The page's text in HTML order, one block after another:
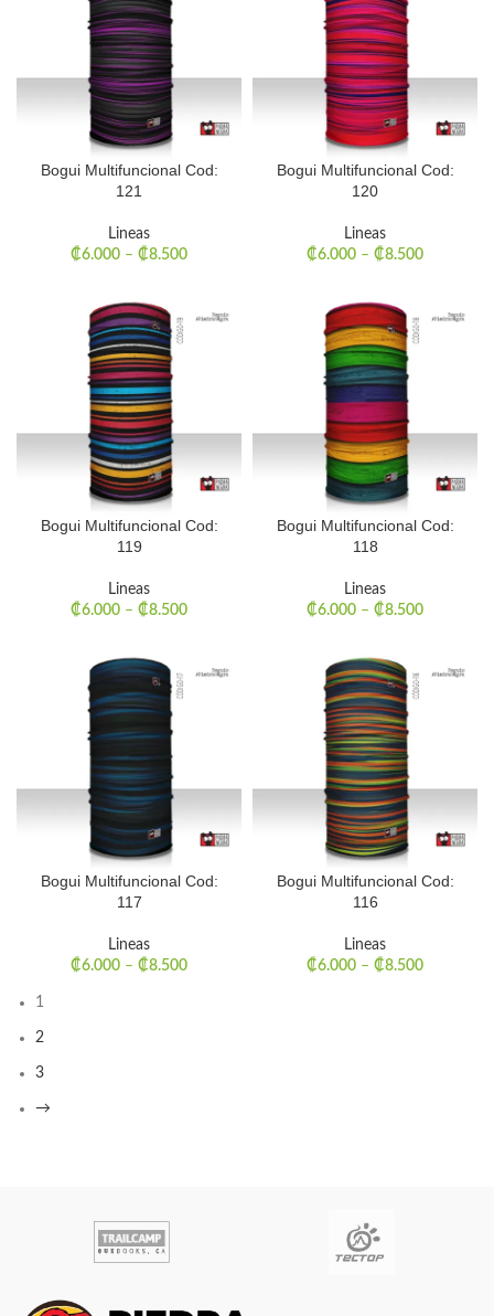
Bogui Multifuncional Cod:
121
Lineas
₡6.000 – ₡8.500
Bogui Multifuncional Cod:
120
Lineas
₡6.000 – ₡8.500
Bogui Multifuncional Cod:
119
Lineas
₡6.000 – ₡8.500
Bogui Multifuncional Cod:
118
Lineas
₡6.000 – ₡8.500
Bogui Multifuncional Cod:
117
Lineas
₡6.000 – ₡8.500
Bogui Multifuncional Cod:
116
Lineas
₡6.000 – ₡8.500
1
2
3
→